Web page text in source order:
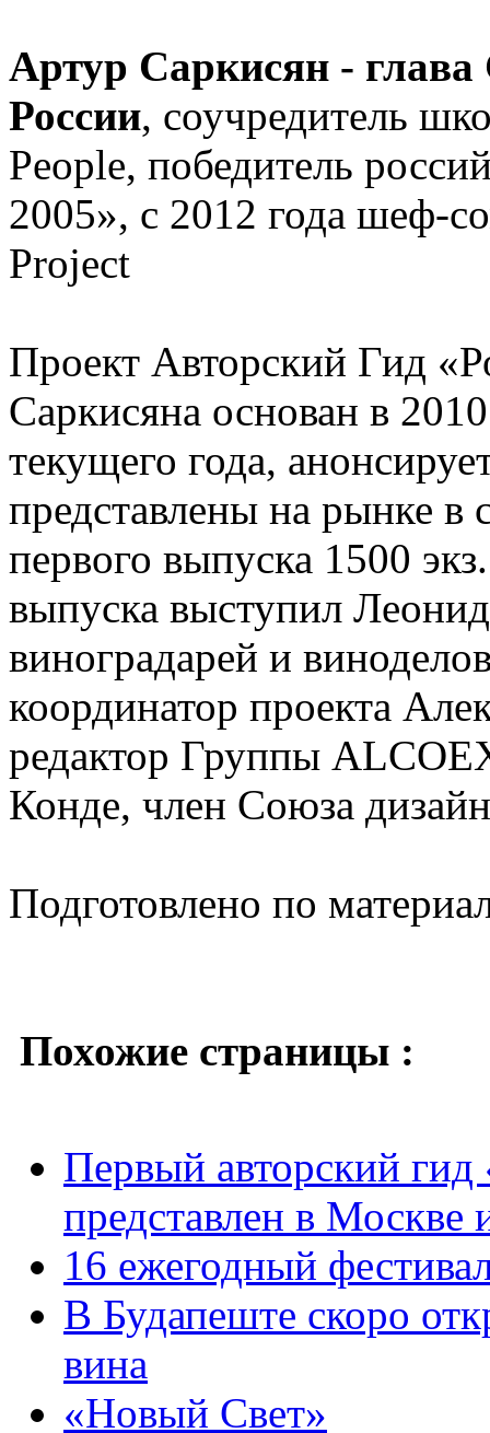
Артур Саркисян - глава
России, соучредитель
People, победитель
2005», с 2012 года шеф-
Project
Проект Авторский Гид
Саркисяна основан в
текущего года,
представлены на рынке
первого выпуска 1500
выпуска выступил
виноградарей и
координатор проекта
редактор Группы
Конде, член Союза
Подготовлено по
Похожие страницы :
Первый авторский гид
представлен в Москве
16 ежегодный
В Будапеште скоро
вина
«Новый Свет»